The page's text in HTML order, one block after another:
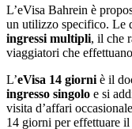
L’eVisa Bahrein è
un utilizzo specifico. Le
ingressi multipli, il che
viaggiatori che
L’eVisa 14 giorni è il
ingresso singolo e si
visita d’affari
14 giorni per effettuare